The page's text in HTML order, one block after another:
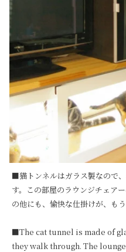
■猫トンネルはガラス製なので
す。この部屋のラウンジチェア
の他にも、愉快な仕掛けが、もう
■The cat tunnel is made of
they walk through. The